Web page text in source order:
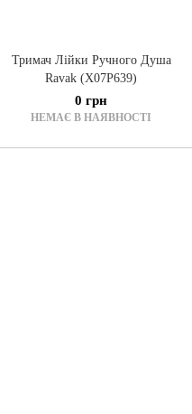
Тримач Лійки Ручного Душа
Ravak (X07P639)
0 грн
НЕМАЄ В НАЯВНОСТІ